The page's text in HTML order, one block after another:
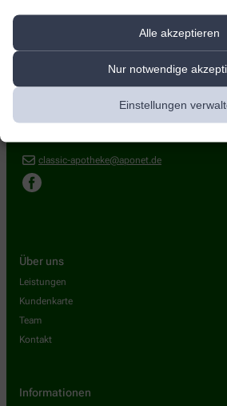
Alle akzeptieren
Nur notwendige
Einstellungen
Ernst-Busse-Str. 33,99427 Weimar
+49-3643/42 63 44
classic-apotheke@aponet.de
Über uns
Leistungen
Kundenkarte
Team
Kontakt
Informationen